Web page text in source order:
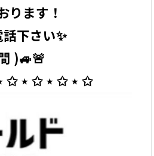
ります！
下さい✨
)🚙🚨
✩ ⋆ ✩ ⋆ ✩ ⋆ ✩